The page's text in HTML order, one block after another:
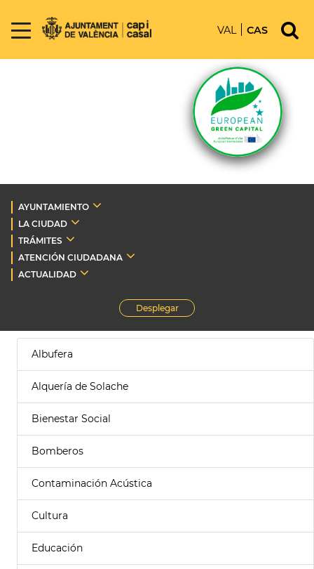
VAL CAS
AYUNTAMIENTO
LA CIUDAD
TRÁMITES
ATENCIÓN CIUDADANA
ACTUALIDAD
Desplegar
Albufera
Alquería de Solache
Bienestar Social
Bomberos
Contaminación Acústica
Cultura
Educación